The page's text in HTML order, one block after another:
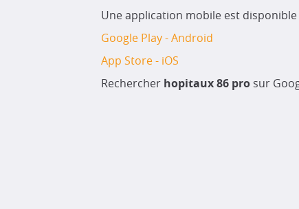
Une application mobile est
Google Play - Android
App Store - iOS
Rechercher hopitaux 86 pro sur